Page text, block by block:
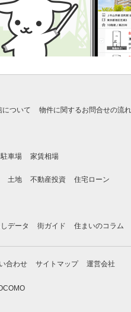
について 物件に関するお問合せの流れ
駐車場 家賃相場
土地 不動産投資 住宅ローン
データ 街ガイド 住まいのコラム
合わせ サイトマップ 運営会社